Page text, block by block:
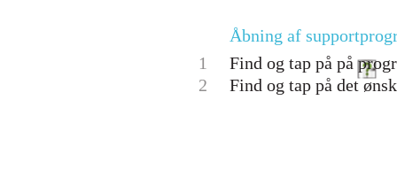
Åbning af
1
Find og tap på på
2
Find og tap på det